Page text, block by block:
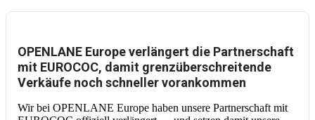
OPENLANE Europe verlängert die Partnerschaft
mit EUROCOC, damit grenzüberschreitende
Verkäufe noch schneller vorankommen
Wir bei OPENLANE Europe haben unsere Partnerschaft mit